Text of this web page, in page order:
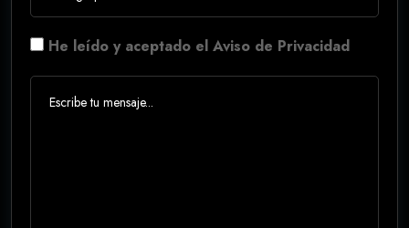
He leído y aceptado el Aviso de Privacidad